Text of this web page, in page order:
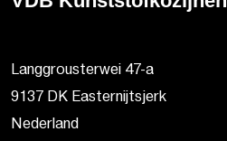
Langgrousterwei 47-a
9137 DK Easternijtsjerk
Nederland